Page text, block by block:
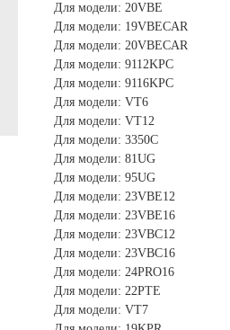
Для модели: 20VBE
Для модели: 19VBECAR
Для модели: 20VBECAR
Для модели: 9112KPC
Для модели: 9116KPC
Для модели: VT6
Для модели: VT12
Для модели: 3350C
Для модели: 81UG
Для модели: 95UG
Для модели: 23VBE12
Для модели: 23VBE16
Для модели: 23VBC12
Для модели: 23VBC16
Для модели: 24PRO16
Для модели: 22PTE
Для модели: VT7